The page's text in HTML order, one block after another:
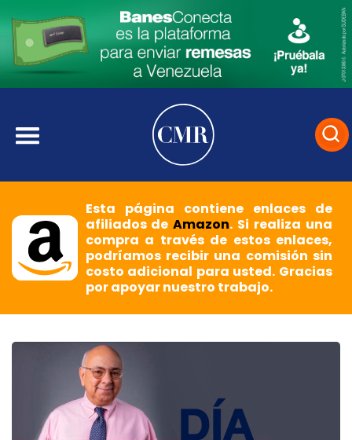
Esta página contiene enlaces de
afiliados deAmazon. Si realiza una
compra a través de estos enlaces,
podríamos recibir una comisión sin
costo adicional para usted. Gracias
por apoyar nuestro trabajo.